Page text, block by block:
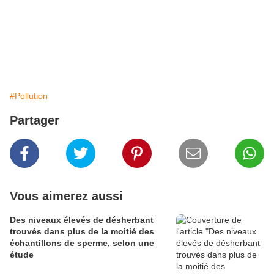
#Pollution
Partager
Vous aimerez aussi
Des niveaux élevés de désherbant
trouvés dans plus de la moitié des
échantillons de sperme, selon une
étude